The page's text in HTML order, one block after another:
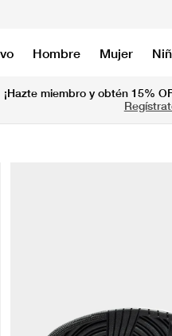
Hombre Mujer
¡Hazte miembro y obtén 15%